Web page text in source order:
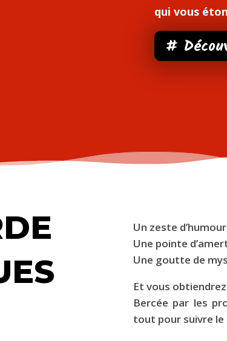
qui vous
#
Un zeste
Une pointe
Une goutte de
Et vous obtiendrez
Bercée par les
tout pour suivre